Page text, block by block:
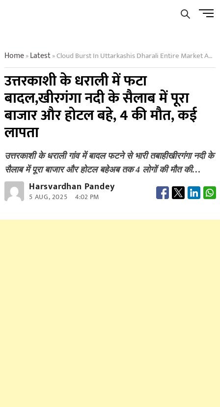
Menu
Home»Latest»Cloud Burst In Uttarkashis Dharali Entire Market And Hotel Washed Away In Flood Of Kheerganga River 4 Dead Many Missing
उत्तरकाशी के धराली में फटा
बादल,खीरगंगा नदी के सैलाब में पूरा
बाजार और होटल बहे, 4 की मौत, कई
लापता
उत्तरकाशी के धराली गांव में बादल फटने से भारी तबाहीखीरगंगा नदी के
सैलाब में पूरा बाजार और होटल बहेअब तक 4 लोगों की मौत की…
Harsvardhan Pandey
5 AUG, 2025 4:02 PM